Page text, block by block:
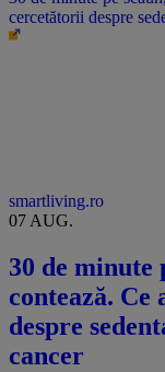
cercetătorii despre
smartliving.ro
07 AUG.
30 de minute
contează.
despre
cancer